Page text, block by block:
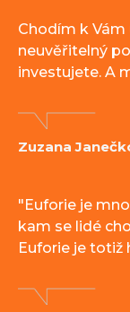
Zuzana
Chodím k Vám
neuvěřitelný
investujete. A
"Euforie je
kam se lidé
Euforie je totiž